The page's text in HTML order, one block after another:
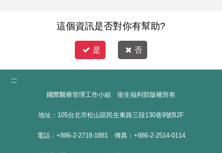
這個資訊是否對你有幫助?
是 否
:::
國際醫療管理工作小組 衛生福利部版權所有
地址：105台北市松山區民生東路三段130巷9號B2F
電話：+886-2-2718-1881 傳真：+886-2-2514-0114